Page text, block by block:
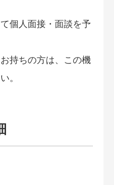
個人面接・面談を予
持ちの方は、この機
。